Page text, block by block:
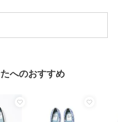
でゆとりがあったためジェ
でした。今年人気のチュール素材
へのおすすめ